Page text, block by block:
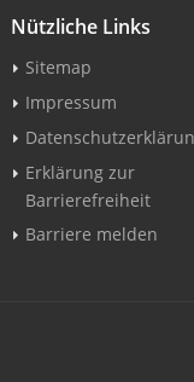
Nützliche Links
Sitemap
Impressum
Erklärung zur
Barrierefreiheit
Barriere melden